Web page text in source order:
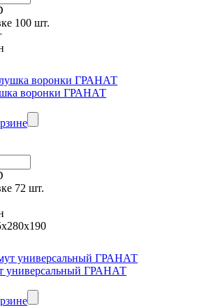
100 шт.
воронки ГРАНАТ
72 шт.
универсальный ГРАНАТ